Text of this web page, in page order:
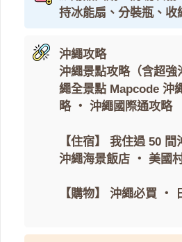
持冰能扇、分裝瓶、收
沖繩攻略
沖繩景點攻略（含超強
繩全景點 Mapcode 沖
略・ 沖繩國際通攻略
【住宿】 我住過 50 間
沖繩海景飯店 ・ 美國
【購物】 沖繩必買 ・